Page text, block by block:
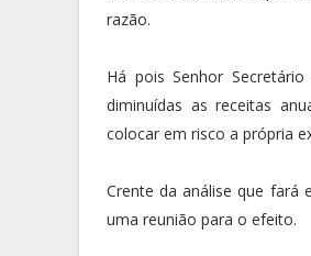
razão.
Há pois Senhor
diminuídas as receitas
colocar em risco a própria
Crente da análise que fará
uma reunião para o efeito.